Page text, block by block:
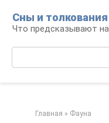
контенту
Сны и толкования
Что предсказывают
Главная » Фауна